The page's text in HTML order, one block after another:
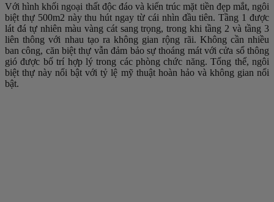
Với hình khối ngoại thất độc đáo và kiến trúc mặt tiền đẹp mắt, ngôi
biệt thự 500m2 này thu hút ngay từ cái nhìn đầu tiên. Tầng 1 được
lát đá tự nhiên màu vàng cát sang trọng, trong khi tầng 2 và tầng 3
liên thông với nhau tạo ra không gian rộng rãi. Không cần nhiều
ban công, căn biệt thự vẫn đảm bảo sự thoáng mát với cửa sổ thông
gió được bố trí hợp lý trong các phòng chức năng. Tổng thể, ngôi
biệt thự này nổi bật với tỷ lệ mỹ thuật hoàn hảo và không gian nổi
bật.